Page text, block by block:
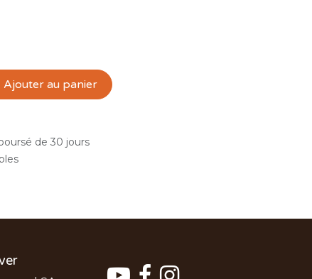
Ajouter au panier
de 30 jours